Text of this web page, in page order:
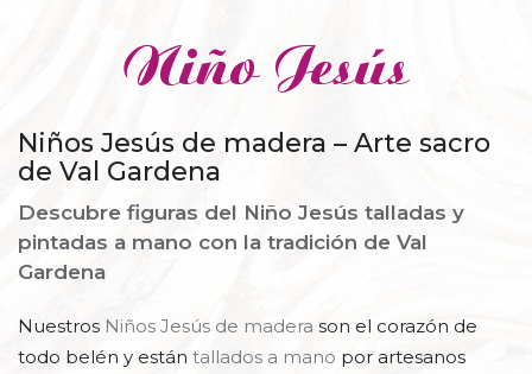
Niño Jesús
Niños Jesús de madera – Arte sacro
de Val Gardena
Descubre figuras del Niño Jesús talladas y
pintadas a mano con la tradición de Val
Gardena
Nuestros Niños Jesús de madera son el corazón de
todo belén y están tallados a mano por artesanos